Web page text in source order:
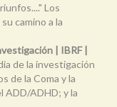
Los
camino a la
| IBRF |
de la investigación
de la Coma y la
ADD/ADHD; y la